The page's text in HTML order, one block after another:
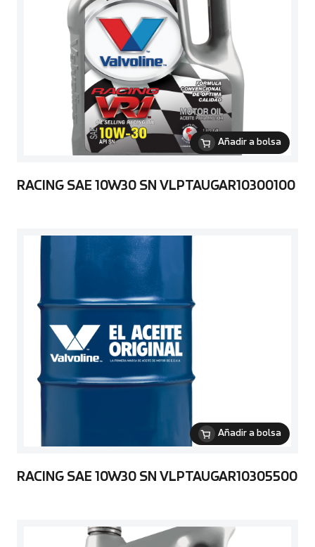
Añadir a bolsa
RACING SAE 10W30 SN VLPTAUGAR10300100
Añadir a bolsa
RACING SAE 10W30 SN VLPTAUGAR10305500